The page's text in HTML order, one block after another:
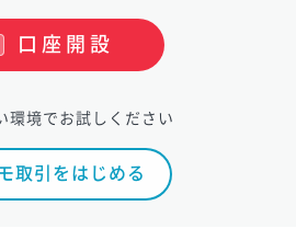
口座開設
環境でお試しください
取引をはじめる